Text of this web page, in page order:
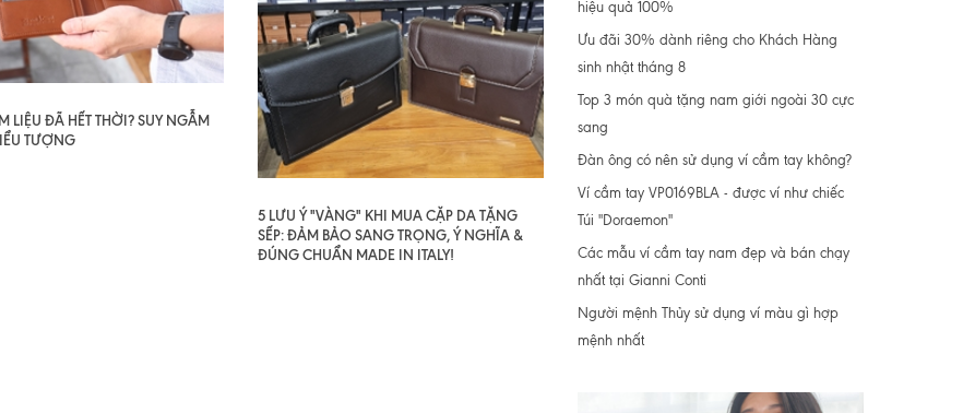
LIỆU ĐÃ HẾT THỜI? SUY NGẪM
TƯỢNG
5 LƯU Ý "VÀNG" KHI MUA CẶP DA TẶNG
SẾP: ĐẢM BẢO SANG TRỌNG, Ý NGHĨA &
ĐÚNG CHUẨN MADE IN ITALY!
hiệu quả 100%
Ưu đãi 30% dành riêng cho Khách Hàng
sinh nhật tháng 8
Top 3 món quà tặng nam giới ngoài 30 cực
sang
Đàn ông có nên sử dụng ví cầm tay không?
Ví cầm tay VP0169BLA - được ví như chiếc
Túi "Doraemon"
Các mẫu ví cầm tay nam đẹp và bán chạy
nhất tại Gianni Conti
Người mệnh Thủy sử dụng ví màu gì hợp
mệnh nhất